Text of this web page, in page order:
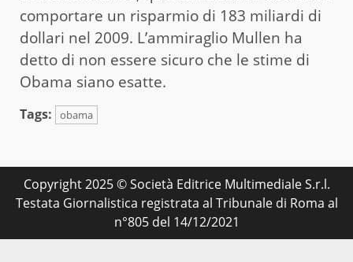
comportare un risparmio di 183 miliardi di
dollari nel 2009. L’ammiraglio Mullen ha
detto di non essere sicuro che le stime di
Obama siano esatte.
Tags: obama
Copyright 2025 © Società Editrice Multimediale S.r.l.
Testata Giornalistica registrata al Tribunale di Roma al
n°805 del 14/12/2021